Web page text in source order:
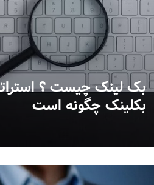
بک لینک چیست ؟
بکلینک چگونه است